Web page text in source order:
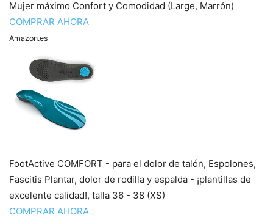
Mujer máximo Confort y Comodidad (Large, Marrón)
COMPRAR AHORA
Amazon.es
FootActive COMFORT - para el dolor de talón, Espolones,
Fascitis Plantar, dolor de rodilla y espalda - ¡plantillas de
excelente calidad!, talla 36 - 38 (XS)
COMPRAR AHORA